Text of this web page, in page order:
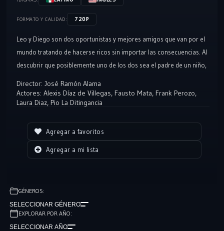
FORMATO Y CALIDAD: 720P
Leo y Diego son dos oportunistas y mejores amigos que van por el
mundo tratando de hacerse ricos sin importar las consecuencias. Al
descubrir que posiblemente uno de los dos sea el padre de un niño,
herencia que dejó su madre
Director: José Ramón Alama
Actores: Alexis Díaz de Villegas, Fausto Mata, Frank Perozo,
Laura Diaz, Pio La Ditingancia
Agregar a favoritos
Agregar a mi lista
GÉNEROS:
SELECCIONAR GÉNERO
EXPLORAR POR AÑO:
SELECCIONAR AÑO